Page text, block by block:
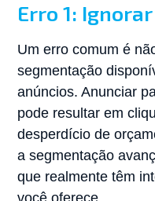
Erro 1:
Um erro comum é
segmentação
anúncios. Anunciar
pode resultar em
desperdício de
a segmentação
que realmente têm